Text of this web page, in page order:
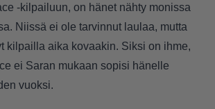
-kilpailuun, on hänet nähty monissa
Niissä ei ole tarvinnut laulaa, mutta
kilpailla aika kovaakin. Siksi on ihme,
ei Saran mukaan sopisi hänelle
vuoksi.